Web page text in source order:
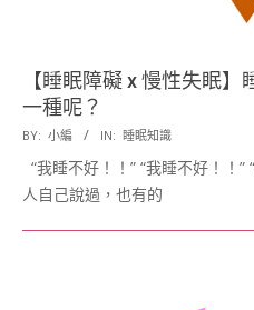
協
會
【睡眠障礙 x 慢性失眠
一種呢？
2018-
10-
05
BY: 小編 IN: 睡眠知識
“我睡不好！！” “我睡不好！！
人自己說過，也有的